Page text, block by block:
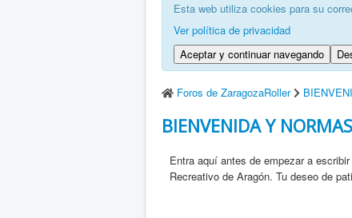
Esta web utiliza cookies para su
Ver política de privacidad
Aceptar y continuar navegando
Foros de ZaragozaRoller
BIENVENIDA Y
Entra aquí antes de empezar a
Recreativo de Aragón. Tu deseo de